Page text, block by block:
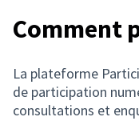
Comment
La plateforme
de participation
consultations et